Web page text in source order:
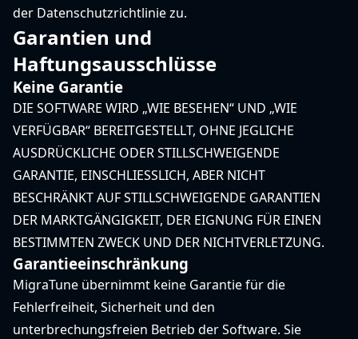
der Datenschutzrichtlinie zu.
Garantien und
Haftungsausschlüsse
Keine Garantie
DIE SOFTWARE WIRD „WIE BESEHEN“ UND „WIE
VERFÜGBAR“ BEREITGESTELLT, OHNE JEGLICHE
AUSDRÜCKLICHE ODER STILLSCHWEIGENDE
GARANTIE, EINSCHLIESSLICH, ABER NICHT
BESCHRÄNKT AUF STILLSCHWEIGENDE GARANTIEN
DER MARKTGÄNGIGKEIT, DER EIGNUNG FÜR EINEN
BESTIMMTEN ZWECK UND DER NICHTVERLETZUNG.
Garantieeinschränkung
MigraTune übernimmt keine Garantie für die
Fehlerfreiheit, Sicherheit und den
unterbrechungsfreien Betrieb der Software. Sie